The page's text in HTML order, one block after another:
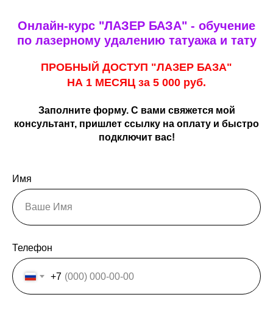
Онлайн-курс "ЛАЗЕР БАЗА" - обучение
по лазерному удалению татуажа и тату
ПРОБНЫЙ ДОСТУП "ЛАЗЕР БАЗА"
НА 1 МЕСЯЦ за 5 000 руб.
Заполните форму. С вами свяжется мой
консультант, пришлет ссылку на оплату и быстро
подключит вас!
Имя
Телефон
+7